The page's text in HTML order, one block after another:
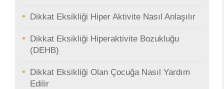
Dikkat Eksikliği Hiper Aktivite Nasıl Anlaşılır
Dikkat Eksikliği Hiperaktivite Bozukluğu
(DEHB)
Dikkat Eksikliği Olan Çocuğa Nasıl Yardım
Edilir